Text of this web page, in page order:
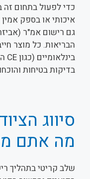
כדי לפעול בתחום
איכותי או בספק
גם רישום אמ"ר
הבריאות. כל מוצר
בדיקות בטיחות
סיווג
מה אתם
שלב קריטי בתהליך